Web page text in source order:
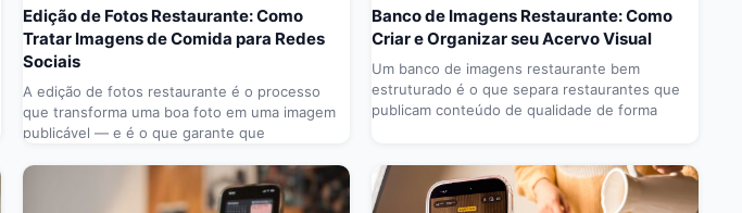
Edição de Fotos Restaurante: Como
Tratar Imagens de Comida para Redes
Sociais
A edição de fotos restaurante é o processo
que transforma uma boa foto em uma imagem
publicável — e é o que garante que
Banco de Imagens Restaurante: Como
Criar e Organizar seu Acervo Visual
Um banco de imagens restaurante bem
estruturado é o que separa restaurantes que
publicam conteúdo de qualidade de forma